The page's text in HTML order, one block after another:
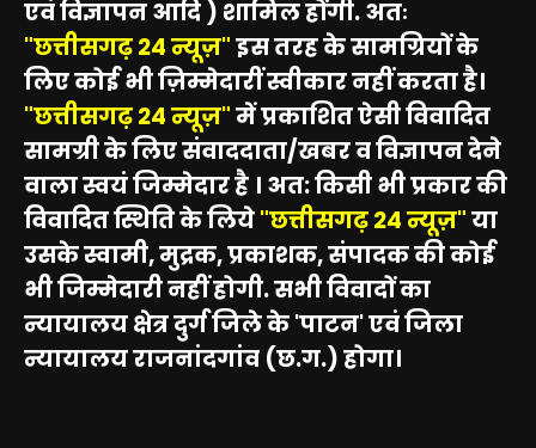
एवं विज्ञापन आदि ) शामिल होंगी. अतः
"छत्तीसगढ़ 24 न्यूज़"इस तरह के सामग्रियों के
लिए कोई भी ज़िम्मेदारीं स्वीकार नहीं करता है।
"छत्तीसगढ़ 24 न्यूज़"में प्रकाशित ऐसी विवादित
सामग्री के लिए संवाददाता/खबर व विज्ञापन देने
वाला स्वयं जिम्मेदार है । अत: किसी भी प्रकार की
विवादित स्थिति के लिये"छत्तीसगढ़ 24 न्यूज़"या
उसके स्वामी, मुद्रक, प्रकाशक, संपादक की कोई
भी जिम्मेदारी नहीं होगी. सभी विवादों का
न्यायालय क्षेत्र दुर्ग जिले के 'पाटन' एवं जिला
न्यायालय राजनांदगांव (छ.ग.) होगा।